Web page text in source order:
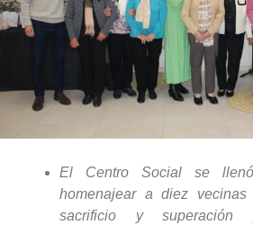
El Centro Social se
homenajear a diez
sacrificio y superación